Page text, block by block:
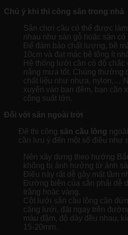
Chú ý khi thi công sân trong nhà
Sân chơi cầu có thể được
nhau như sàn gỗ hoặc sàn
Để đảm bảo chất lượng, bề
10cm và đạt mác bê tông ít
Hệ thống lưới cần có độ chắc
nắng mưa tốt. Chúng thường
chất liệu như nhựa, nylon,…
xuyên vào ban đêm, bạn cần
công suất lớn.
Đối với sân ngoài trời
Để thi công sân cầu lông
cần lưu ý đến một số điều như
Nên xây dựng theo hướng
không bị ảnh hưởng từ ánh
Điều này rất dễ gây mất tầm
Đường biên của sân phải dễ
trắng hoặc vàng.
Cột lưới sân cầu lông cần
căng lưới, đặt ngay trên
màu đậm, độ dày đều nhau,
15-20mm.